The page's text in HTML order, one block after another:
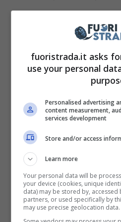
Quella originale, l’ha
suo garage, proprio
diventato famoso con
prima di Baywatch o
Purtroppo per gli
americana però, oggi la
non è più in casa di
stato possibile vederla
La storia è di quelle
di Baltimora oggi è già
fuoristrada.it asks
use your personal
Personalised advertising
content measurement,
services development
Store and/or access
Learn more
Your personal data will be
your device (cookies, unique
data) may be stored by,
partners, or used specifically by
may use precise geolocation data.